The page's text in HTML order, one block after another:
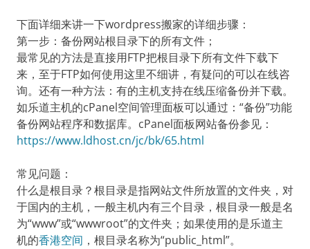
下面详细来讲一下wordpress搬家的详细步骤：
第一步：备份网站根目录下的所有文件；
最常见的方法是直接用FTP把根目录下所有文件下载下
来，至于FTP如何使用这里不细讲，有疑问的可以在线咨
询。还有一种方法：有的主机支持在线压缩备份并下载。
如乐道主机的cPanel空间管理面板可以通过：“备份”功能
备份网站程序和数据库。cPanel面板网站备份参见：
https://www.ldhost.cn/jc/bk/65.html
常见问题：
什么是根目录？根目录是指网站文件所放置的文件夹，对
于国内的主机，一般主机内有三个目录，根目录一般是名
为“www”或“wwwroot”的文件夹；如果使用的是乐道主
机的香港空间 ，根目录名称为“public_html”。